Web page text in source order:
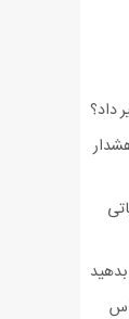
داد؟